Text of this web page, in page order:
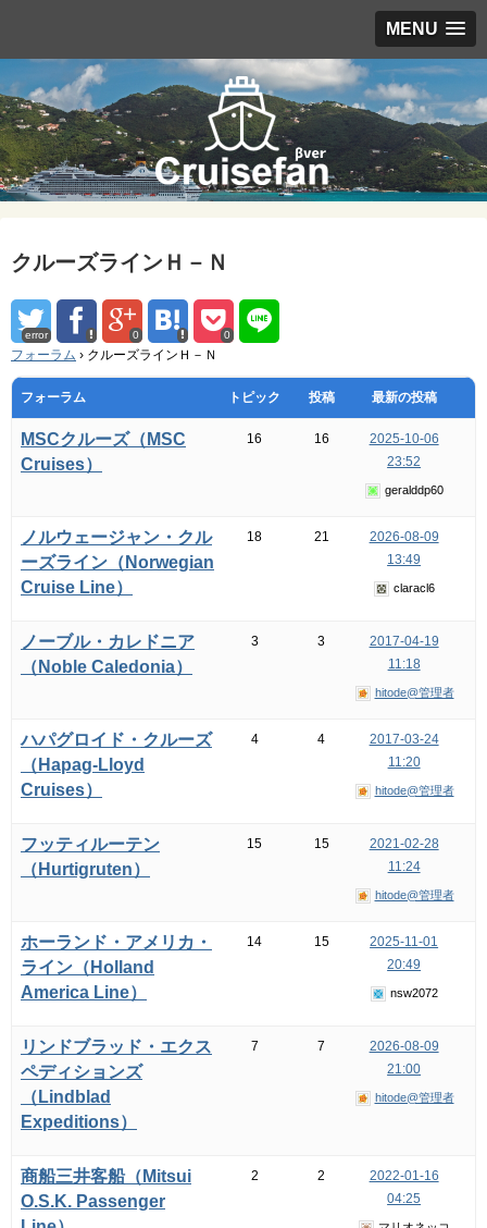
MENU
クルーズラインＨ－Ｎ
error 0 0
フォーラム › クルーズラインＨ－Ｎ
フォーラム トピック 投稿 最新の投稿
MSCクルーズ（MSC
Cruises）
16 16
2025-10-06
23:52
geralddp60
ノルウェージャン・クル
ーズライン（Norwegian
Cruise Line）
18 21
2026-08-09
13:49
claracl6
ノーブル・カレドニア
（Noble Caledonia）
3 3
2017-04-19
11:18
hitode@管理者
ハパグロイド・クルーズ
（Hapag-Lloyd
Cruises）
4 4
2017-03-24
11:20
hitode@管理者
フッティルーテン
（Hurtigruten）
15 15
2021-02-28
11:24
hitode@管理者
ホーランド・アメリカ・
ライン（Holland
America Line）
14 15
2025-11-01
20:49
nsw2072
リンドブラッド・エクス
ペディションズ
（Lindblad
Expeditions）
7 7
2026-08-09
21:00
hitode@管理者
商船三井客船（Mitsui
O.S.K. Passenger
2 2
2022-01-16
04:25